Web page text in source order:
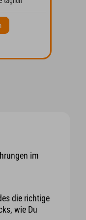
im
die richtige
wie Du